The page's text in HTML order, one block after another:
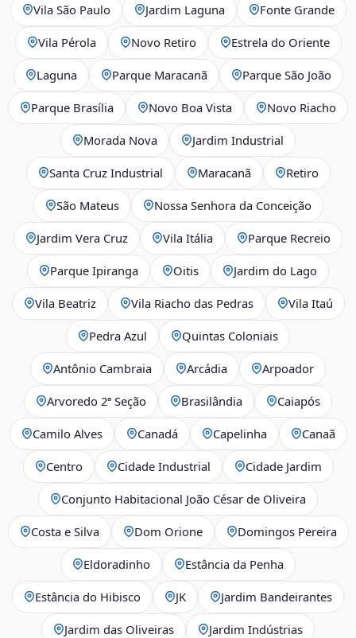
Vila São Paulo Jardim Laguna Fonte Grande
Vila Pérola Novo Retiro Estrela do Oriente
Laguna Parque Maracanã Parque São João
Parque Brasília Novo Boa Vista Novo Riacho
Morada Nova Jardim Industrial
Santa Cruz Industrial Maracanã Retiro
São Mateus Nossa Senhora da Conceição
Jardim Vera Cruz Vila Itália Parque Recreio
Parque Ipiranga Oitis Jardim do Lago
Vila Beatriz Vila Riacho das Pedras Vila Itaú
Pedra Azul Quintas Coloniais
Antônio Cambraia Arcádia Arpoador
Arvoredo 2ª Seção Brasilândia Caiapós
Camilo Alves Canadá Capelinha Canaã
Centro Cidade Industrial Cidade Jardim
Conjunto Habitacional João César de Oliveira
Costa e Silva Dom Orione Domingos Pereira
Eldoradinho Estância da Penha
Estância do Hibisco JK Jardim Bandeirantes
Jardim das Oliveiras Jardim Indústrias